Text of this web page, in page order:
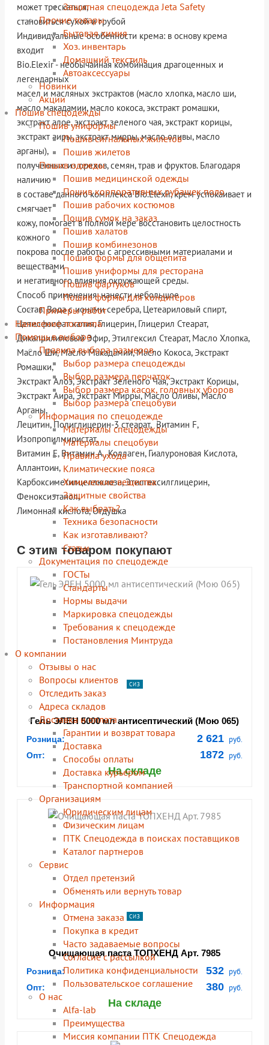
Защитная спецодежда Jeta Safety
Прочие товары
Бытовая химия
Хоз. инвентарь
Домашний текстиль
Автоаксессуары
Новинки
Акции
Пошив спецодежды
Пошив униформы
Пошив сигнальных жилетов
Пошив жилетов
Пошив одежды
Пошив медицинской одежды
Пошив корпоративных рубашек поло
Пошив рабочих костюмов
Пошив сумок на заказ
Пошив халатов
Пошив комбинезонов
Пошив формы для общепита
Пошив униформы для ресторана
Пошив фартуков
Пошив формы для кондитеров
Примеры работ
Нанесение логотипа
Помощь в выборе
Правила выбора размеров
Выбор размера спецодежды
Выбор размера перчаток
Выбор размера касок, головных уборов
Выбор размера спецобуви
Информация по спецодежде
Материалы спецодежды
Материалы спецобуви
Правила ухода
Климатические пояса
Химические вещества
Защитные свойства
Как выбрать?
Техника безопасности
Как изготавливают?
Статьи
Документация по спецодежде
ГОСТы
Cтандарты
Нормы выдачи
Маркировка спецодежды
Требования к спецодежде
Постановления Минтруда
О компании
Отзывы о нас
Вопросы клиентов
Отследить заказ
Адреса складов
Доставка и оплата
Гарантии и возврат товара
Доставка
Способы оплаты
Доставка курьером
Транспортной компанией
Организациям
Юридическим лицам
Физическим лицам
ПТК Спецодежда в поисках поставщиков
Каталог партнеров
Сервис
Отдел претензий
Обменять или вернуть товар
Информация
Отмена заказа
Покупка в кредит
Часто задаваемые вопросы
Согласие с рассылкой
Политика конфиденциальности
Пользовательское соглашение
О нас
Alfa-lab
Преимущества
Миссия компании ПТК Спецодежда
может трескаться,
становиться сухой и грубой
Индивидуальные особенности крема: в основу крема
входит
Bio.Elexir - необычайная комбинация драгоценных и
легендарных
масел и масляных экстрактов (масло хлопка, масло ши,
масло макадамии, масло кокоса, экстракт ромашки,
экстракт алое, экстракт зеленого чая, экстракт корицы,
экстракт аиры, экстракт мирры, масло оливы, масло
арганы),
полученных из орехов, семян, трав и фруктов. Благодаря
наличию
в составе данного комплекса Bio.Elexir, крем успокаивает и
смягчает
кожу, помогает в полной мере восстановить целостность
кожного
покрова после работы с агрессивными материалами и
веществами
и негативного влияния окружающей среды.
Способ применения: нанести небольшое
Состав: Вода с ионами серебра, Цетеариловый спирт,
Цетилфосфат калия, Глицерин, Глицерил Стеарат,
Дикаприлиловый Эфир, Этилгексил Стеарат, Масло Хлопка,
Масло Ши, Масло Макадамии, Масло Кокоса, Экстракт
Ромашки,
Экстракт Алоэ, Экстракт Зеленого Чая, Экстракт Корицы,
Экстракт Аира, Экстракт Мирры, Масло Оливы, Масло
Арганы,
Лецитин, Полиглицерин-3 стеарат, Витамин F,
Изопропилмиристат,
Витамин Е, Витамин А , Коллаген, Гиалуроновая Кислота,
Аллантоин,
Карбоксиметилцеллюлоза, Этилгексилглицерин,
Феноксиэтанол,
Лимонная кислота, Отдушка
С этим товаром покупают
shopping_cart В КОРЗИНУ
navigate_next
ПОДРОБНЕЕ
СИЗ
Гель ЭЛЕН 5000 мл антисептический (Мою 065)
Розница: 2 621 руб.
Опт: 1872 руб.
На складе
shopping_cart В КОРЗИНУ
navigate_next
ПОДРОБНЕЕ
СИЗ
Очищающая паста ТОПХЕНД Арт. 7985
Розница: 532 руб.
Опт: 380 руб.
На складе
shopping_cart В КОРЗИНУ
navigate_next
ПОДРОБНЕЕ
shopping_cart В КОРЗИНУ
navigate_next
ПОДРОБНЕЕ
shopping_cart В КОРЗИНУ
navigate_next
ПОДРОБНЕЕ
shopping_cart В КОРЗИНУ
navigate_next
ПОДРОБНЕЕ
shopping_cart В КОРЗИНУ
navigate_next
ПОДРОБНЕЕ
shopping_cart В КОРЗИНУ
navigate_next
ПОДРОБНЕЕ